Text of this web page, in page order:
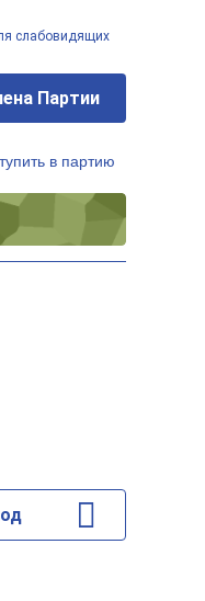
слабовидящих
Партии
в партию